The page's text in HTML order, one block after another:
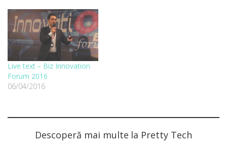
Live text – Biz Innovation
Forum 2016
06/04/2016
Descoperă mai multe la Pretty Tech